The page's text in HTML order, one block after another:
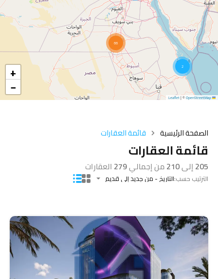
2
66
+
−
Leaflet
|©OpenStreetMap
الصفحة الرئيسية قائمة العقارات
قائمة العقارات
205إلى210من إجمالي279 العقارات
الترتيب حسب:التاريخ - من جديد إلى قديم